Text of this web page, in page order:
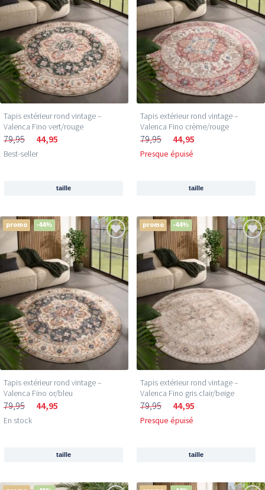
Tapis extérieur rond vintage –
Valenca Fino vert/rouge
79,95 44,95
Best-seller
taille
Tapis extérieur rond vintage –
Valenca Fino crème/rouge
79,95 44,95
Presque épuisé
taille
promo -44%
Tapis extérieur rond vintage –
Valenca Fino or/bleu
79,95 44,95
En stock
taille
promo -44%
Tapis extérieur rond vintage –
Valenca Fino gris clair/beige
79,95 44,95
Presque épuisé
taille